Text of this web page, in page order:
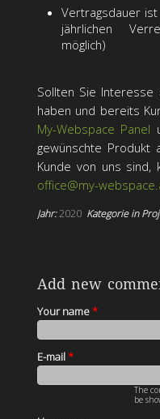
Vertragsdauer
jährlichen
möglich)
Sollten Sie Interesse
haben und bereits
My-Webspace Panel
gewünschte Produkt
Kunde von uns
office@my-
Jahr:2020 Kategorie in
Add new
Your name*
E-mail*
The
be